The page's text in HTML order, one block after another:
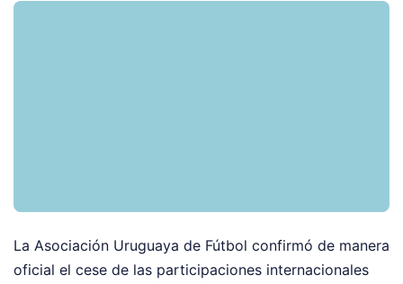
La Asociación Uruguaya de Fútbol confirmó de manera
oficial el cese de las participaciones internacionales